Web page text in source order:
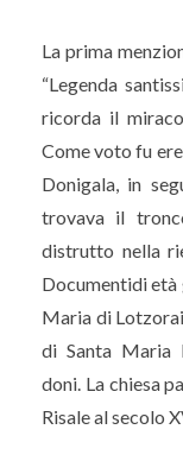
La prima
“Legenda
ricorda il
Come voto fu
Donigala, in
trovava il
distrutto nella
Documentidi età
Maria di
di Santa Maria
doni. La chiesa
Risale al secolo